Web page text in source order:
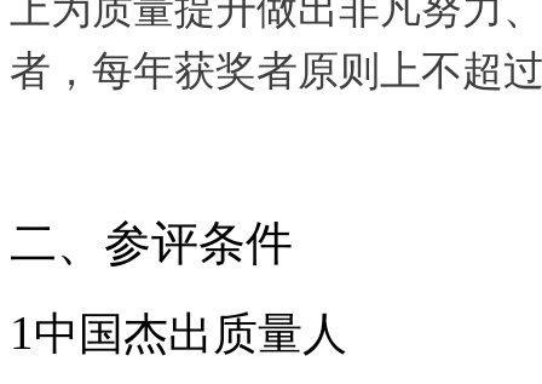
上为质量提升做出非凡努力
者，每年获奖者原则上不超
二、参评条件
1中国杰出质量人